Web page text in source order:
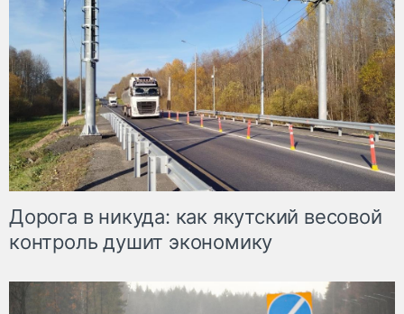
Дорога в никуда: как якутский весовой
контроль душит экономику